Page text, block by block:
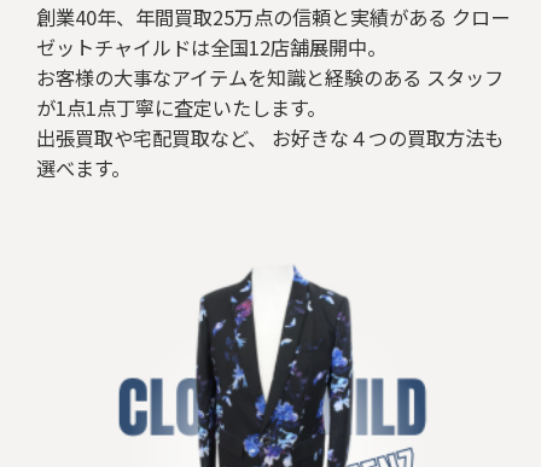
創業40年、年間買取25万点の信頼と実績がある クロー
ゼットチャイルドは全国12店舗展開中。
お客様の大事なアイテムを知識と経験のある スタッフ
が1点1点丁寧に査定いたします。
出張買取や宅配買取など、 お好きな４つの買取方法も
選べます。